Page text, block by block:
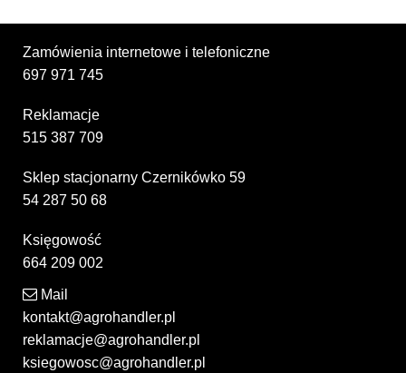
Zamówienia internetowe i telefoniczne
697 971 745
Reklamacje
515 387 709
Sklep stacjonarny Czernikówko 59
54 287 50 68
Księgowość
664 209 002
Mail
kontakt@agrohandler.pl
reklamacje@agrohandler.pl
ksiegowosc@agrohandler.pl